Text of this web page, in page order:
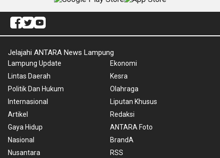
Jelajahi ANTARA News Lampung
Lampung Update
Lintas Daerah
Politik Dan Hukum
Internasional
Artikel
Gaya Hidup
Nasional
Nusantara
Ekonomi
Kesra
Olahraga
Liputan Khusus
Redaksi
ANTARA Foto
BrandA
RSS